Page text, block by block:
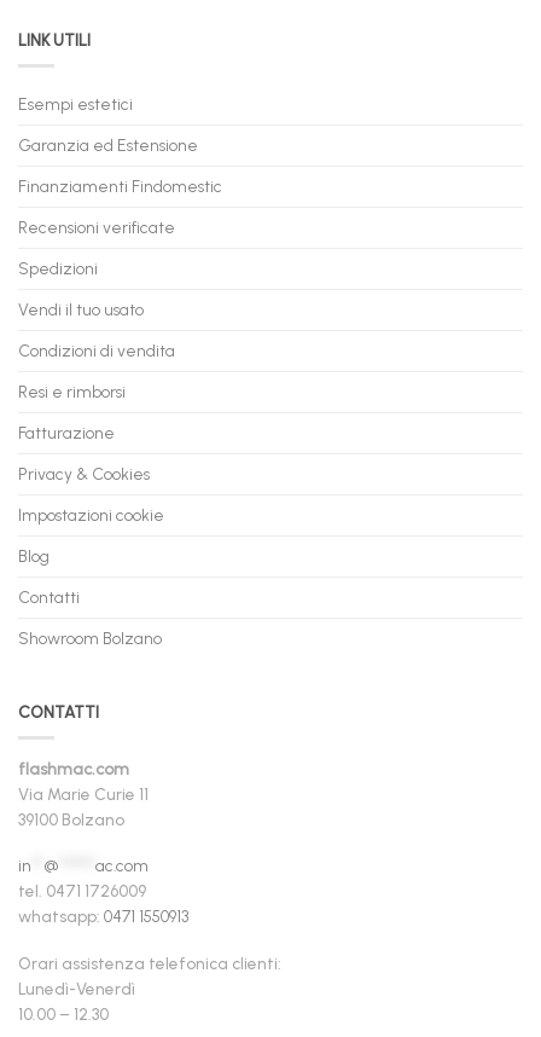
anche
a
in
con
LINK UTILI
Esempi estetici
Garanzia ed Estensione
Finanziamenti Findomestic
Recensioni verificate
Spedizioni
Vendi il tuo usato
Condizioni di vendita
Resi e rimborsi
Fatturazione
Privacy & Cookies
Impostazioni cookie
Blog
Contatti
Showroom Bolzano
CONTATTI
flashmac.com
Via Marie Curie 11
39100 Bolzano
in @
ac.com
tel. 0471 1726009
whatsapp: 0471 1550913
Orari assistenza telefonica clienti:
Lunedì-Venerdì
10.00 – 12.30